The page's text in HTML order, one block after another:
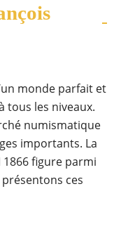
monde parfait et
tous les niveaux.
numismatique
importants. La
1866 figure parmi
ces